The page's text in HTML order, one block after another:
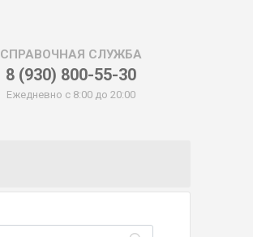
СПРАВОЧНАЯ СЛУЖБА
8 (930) 800-55-30
Ежедневно с 8:00 до 20:00